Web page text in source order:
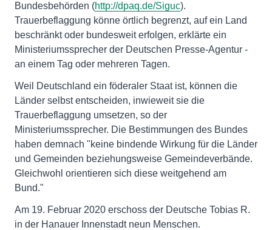
Bundesbehörden (http://dpaq.de/Siguc).
Trauerbeflaggung könne örtlich begrenzt, auf ein Land
beschränkt oder bundesweit erfolgen, erklärte ein
Ministeriumssprecher der Deutschen Presse-Agentur -
an einem Tag oder mehreren Tagen.
Weil Deutschland ein föderaler Staat ist, können die
Länder selbst entscheiden, inwieweit sie die
Trauerbeflaggung umsetzen, so der
Ministeriumssprecher. Die Bestimmungen des Bundes
haben demnach "keine bindende Wirkung für die Länder
und Gemeinden beziehungsweise Gemeindeverbände.
Gleichwohl orientieren sich diese weitgehend am
Bund."
Am 19. Februar 2020 erschoss der Deutsche Tobias R.
in der Hanauer Innenstadt neun Menschen.